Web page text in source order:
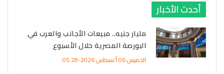
أحدث الأخبار
مليار جنيه.. مبيعات الأجانب والعرب في
البورصة المصرية خلال الأسبوع
الخميس 06 أغسطس 2026-05:28